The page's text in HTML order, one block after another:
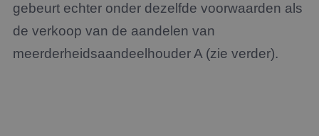
gebeurt echter onder dezelfde voorwaarden als
de verkoop van de aandelen van
meerderheidsaandeelhouder A (zie verder).